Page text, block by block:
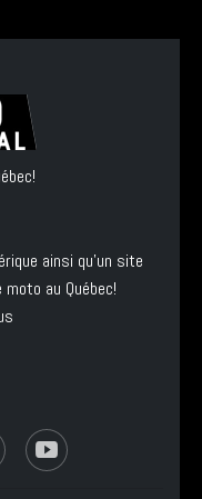
ainsi qu'un site
au Québec!